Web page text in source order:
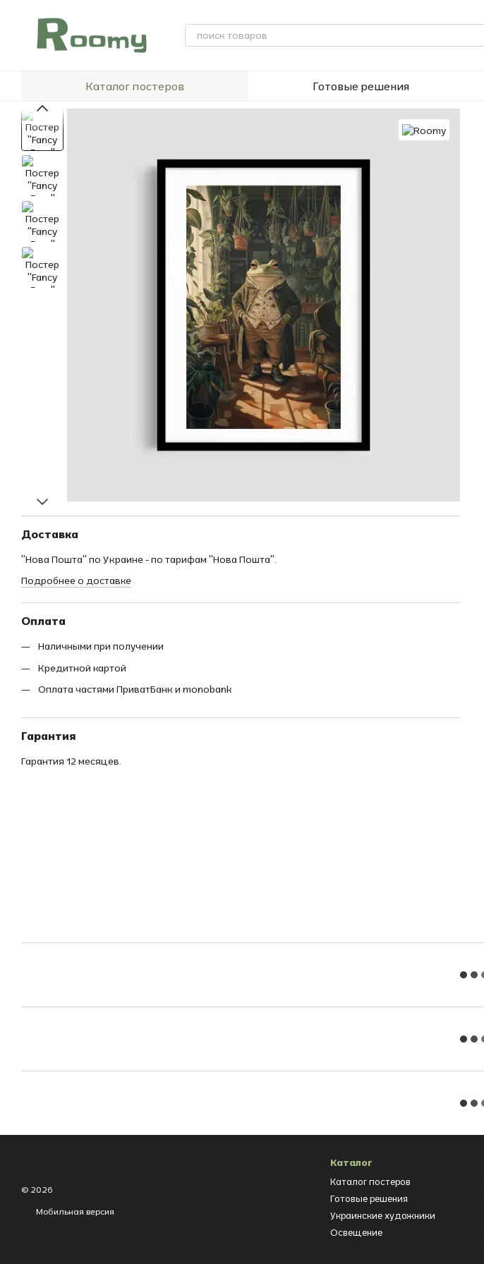
Каталог постеров Готовые решения
Доставка
"Нова Пошта" по Украине - по тарифам "Нова Пошта".
Подробнее о доставке
Оплата
Наличными при получении
Кредитной картой
Оплата частями ПриватБанк и monobank
Гарантия
Гарантия 12 месяцев.
© 2026
Мобильная версия
Каталог
Каталог постеров
Готовые решения
Украинские художники
Освещение